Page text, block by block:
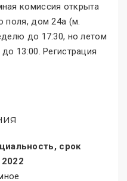
комиссия открыта
поля, дом 24а (м.
до 17:30, но летом
13:00. Регистрация
срок